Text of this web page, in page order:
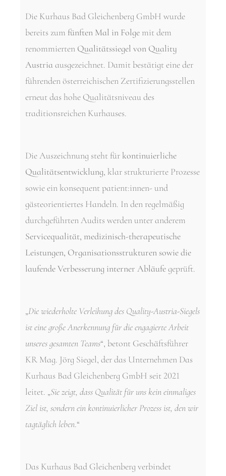
Die Kurhaus Bad Gleichenberg GmbH wurde
bereits zum fünften Mal in Folgemit dem
renommierten Qualitäts­siegel von Quality
Austriaausgezeichnet. Damit bestätigt eine der
führenden österreichischen Zertifizierungsstellen
erneut das hohe Qualitätsniveau des
traditionsreichen Kurhauses.
Die Auszeichnung steht für kontinuierliche
Qualitätsentwicklung, klar strukturierte Prozesse
sowie ein konsequent patient:innen- und
gästeorientiertes Handeln. In den regelmäßig
durchgeführten Audits werden unter anderem
Servicequalität, medizinisch-therapeutische
Leistungen, Organisationsstrukturen sowie die
laufende Verbesserung interner Abläufegeprüft.
„Die wiederholte Verleihung des Quality-Austria-Siegels
ist eine große Anerkennung für die engagierte Arbeit
unseres gesamten Teams“, betont Geschäftsführer
KR Mag. Jörg Siegel, der das Unternehmen Das
Kurhaus Bad Gleichenberg GmbH seit 2021
leitet. „Sie zeigt, dass Qualität für uns kein einmaliges
Ziel ist, sondern ein kontinuierlicher Prozess ist, den wir
tagtäglich leben.“
Das Kurhaus Bad Gleichenberg verbindet